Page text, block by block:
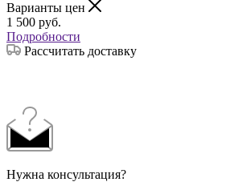
Варианты цен
1 500 руб.
Подробности
Рассчитать доставку
Нужна консультация?